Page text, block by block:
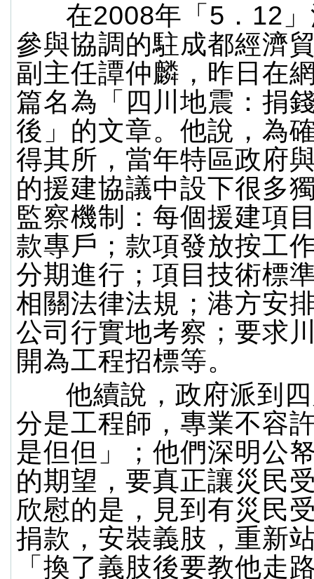
在2008年「5．12
參與協調的駐成都經濟
副主任譚仲麟，昨日在
篇名為「四川地震：捐
後」的文章。他說，為
得其所，當年特區政府
的援建協議中設下很多
監察機制：每個援建項
款專戶；款項發放按工
分期進行；項目技術標
相關法律法規；港方安
公司行實地考察；要求
開為工程招標等。
他續說，政府派到
分是工程師，專業不容
是但但」；他們深明公
的期望，要真正讓災民
欣慰的是，見到有災民
捐款，安裝義肢，重新
「換了義肢後要教他走